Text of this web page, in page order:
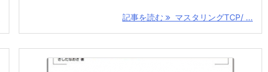
記事を読む マスタリングTCP/ ...